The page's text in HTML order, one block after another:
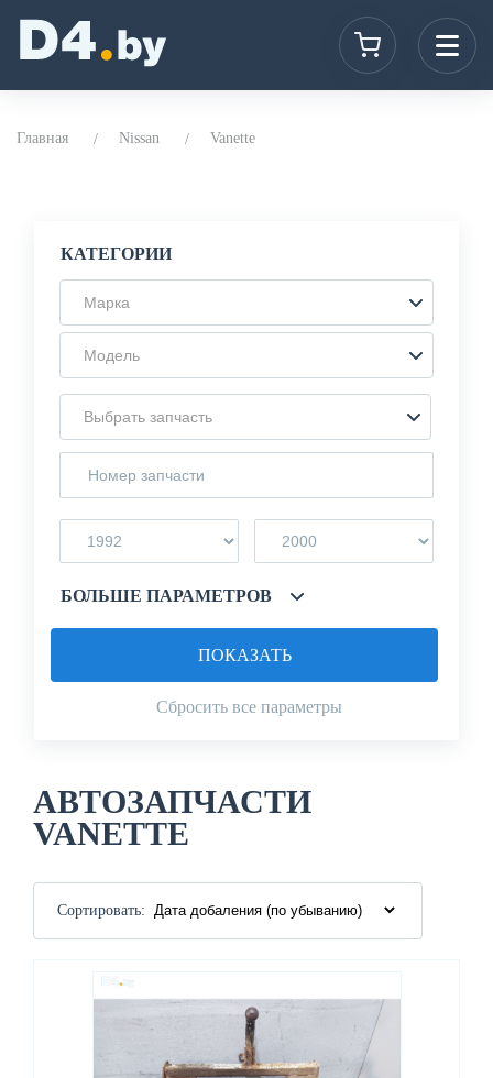
Главная Nissan Vanette
КАТЕГОРИИ
Марка
Модель
Выбрать запчасть
БОЛЬШЕ ПАРАМЕТРОВ
Сбросить все параметры
ПОКАЗАТЬ
АВТОЗАПЧАСТИ
VANETTE
Сортировать: